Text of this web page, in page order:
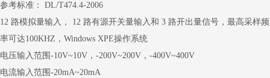
参考标准： DL/T474.4-2006
12 路模拟量输入， 12 路有源开关量输入和 3 路开出量信号，最高采样频
率可达100KHZ，Windows XPE操作系统
电压输入范围-10V~10V，-200V~200V，-400V~400V
电流输入范围-20mA~20mA